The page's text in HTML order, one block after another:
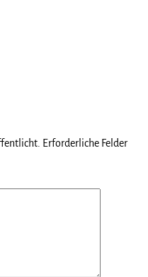
Erforderliche Felder